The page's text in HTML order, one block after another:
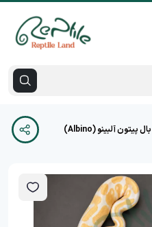
بال پیتون آلبینو (Albino)